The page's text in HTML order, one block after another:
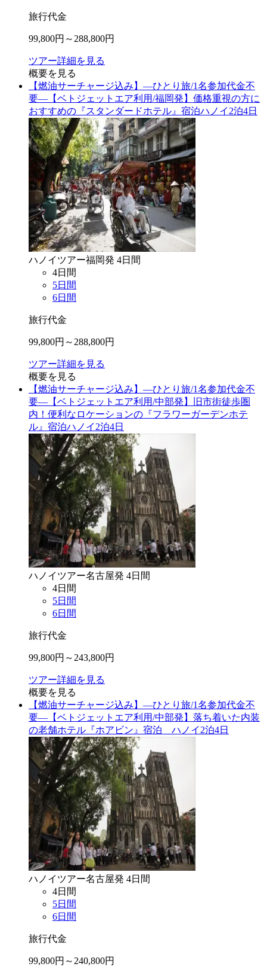
旅行代金
99,800円～ 288,800円
ツアー詳細を見る
概要を見る
【燃油サーチャージ込み】―ひとり旅/1名参加代金不
要―【ベトジェットエア利用/福岡発】価格重視の方に
おすすめの『スタンダードホテル』宿泊ハノイ2泊4日
ハノイ ツアー福岡発 4日間
4日間
5日間
6日間
旅行代金
99,800円～ 288,800円
ツアー詳細を見る
概要を見る
【燃油サーチャージ込み】―ひとり旅/1名参加代金不
要―【ベトジェットエア利用/中部発】旧市街徒歩圏
内！便利なロケーションの『フラワーガーデンホテ
ル』宿泊ハノイ2泊4日
ハノイ ツアー名古屋発 4日間
4日間
5日間
6日間
旅行代金
99,800円～ 243,800円
ツアー詳細を見る
概要を見る
【燃油サーチャージ込み】―ひとり旅/1名参加代金不
要―【ベトジェットエア利用/中部発】落ち着いた内装
の老舗ホテル『ホアビン』宿泊 ハノイ2泊4日
ハノイ ツアー名古屋発 4日間
4日間
5日間
6日間
旅行代金
99,800円～ 240,800円